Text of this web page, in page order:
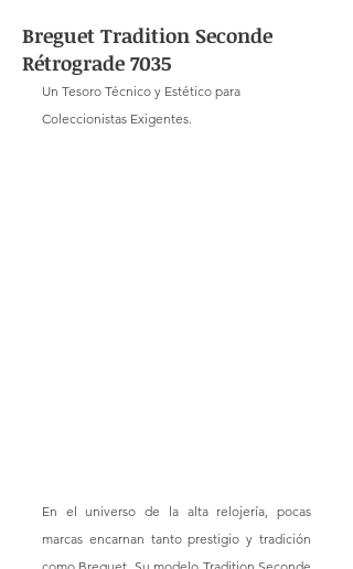
Breguet Tradition Seconde
Rétrograde 7035
Un Tesoro Técnico y Estético para
Coleccionistas Exigentes.
En el universo de la alta relojería, pocas
marcas encarnan tanto prestigio y tradición